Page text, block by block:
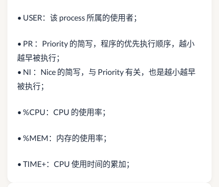
• USER：该 process 所属的使用者；
• PR ：Priority 的简写，程序的优先执行顺序，越小
越早被执行；
• NI ：Nice 的简写，与 Priority 有关，也是越小越早
被执行；
• %CPU：CPU 的使用率；
• %MEM：内存的使用率；
• TIME+：CPU 使用时间的累加；